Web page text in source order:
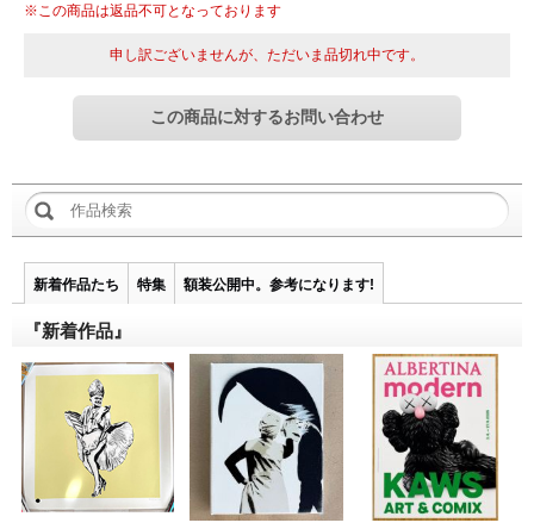
※この商品は返品不可となっております
申し訳ございませんが、ただいま品切れ中です。
新着作品たち 特集 額装公開中。参考になります!
『新着作品』